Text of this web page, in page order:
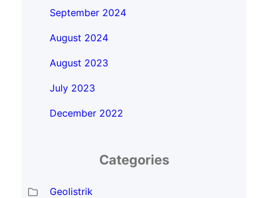
September 2024
August 2024
August 2023
July 2023
December 2022
Categories
Geolistrik